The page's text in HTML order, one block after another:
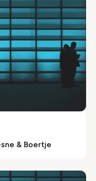
& Boertje